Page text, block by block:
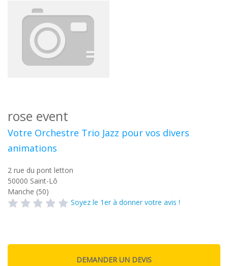
rose event
Votre Orchestre Trio Jazz pour vos divers
animations
2 rue du pont letton
50000 Saint-Lô
Manche (50)
Soyez le 1er à donner votre avis !